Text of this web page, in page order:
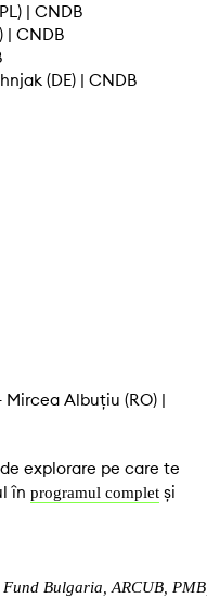
| CNDB
| CNDB
(DE) | CNDB
Albuțiu (RO) |
explorare pe care te
în programul completși
Bulgaria, ARCUB, PMB,